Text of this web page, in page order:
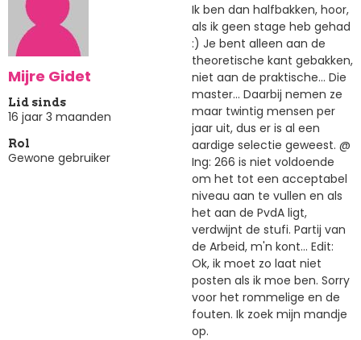
Mijre Gidet
Lid sinds
16 jaar 3 maanden
Rol
Gewone gebruiker
Ik ben dan halfbakken, hoor,
als ik geen stage heb gehad
:) Je bent alleen aan de
theoretische kant gebakken,
niet aan de praktische... Die
master... Daarbij nemen ze
maar twintig mensen per
jaar uit, dus er is al een
aardige selectie geweest. @
Ing: 266 is niet voldoende
om het tot een acceptabel
niveau aan te vullen en als
het aan de PvdA ligt,
verdwijnt de stufi. Partij van
de Arbeid, m'n kont... Edit:
Ok, ik moet zo laat niet
posten als ik moe ben. Sorry
voor het rommelige en de
fouten. Ik zoek mijn mandje
op.